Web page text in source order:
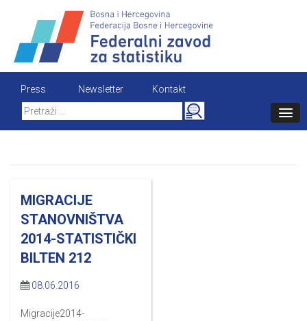
content
Press Newsletter
Kontakt
Search
for:
MIGRACIJE
STANOVNIŠTVA
2014-STATISTIČKI
BILTEN 212
08.06.2016
Migracije2014-